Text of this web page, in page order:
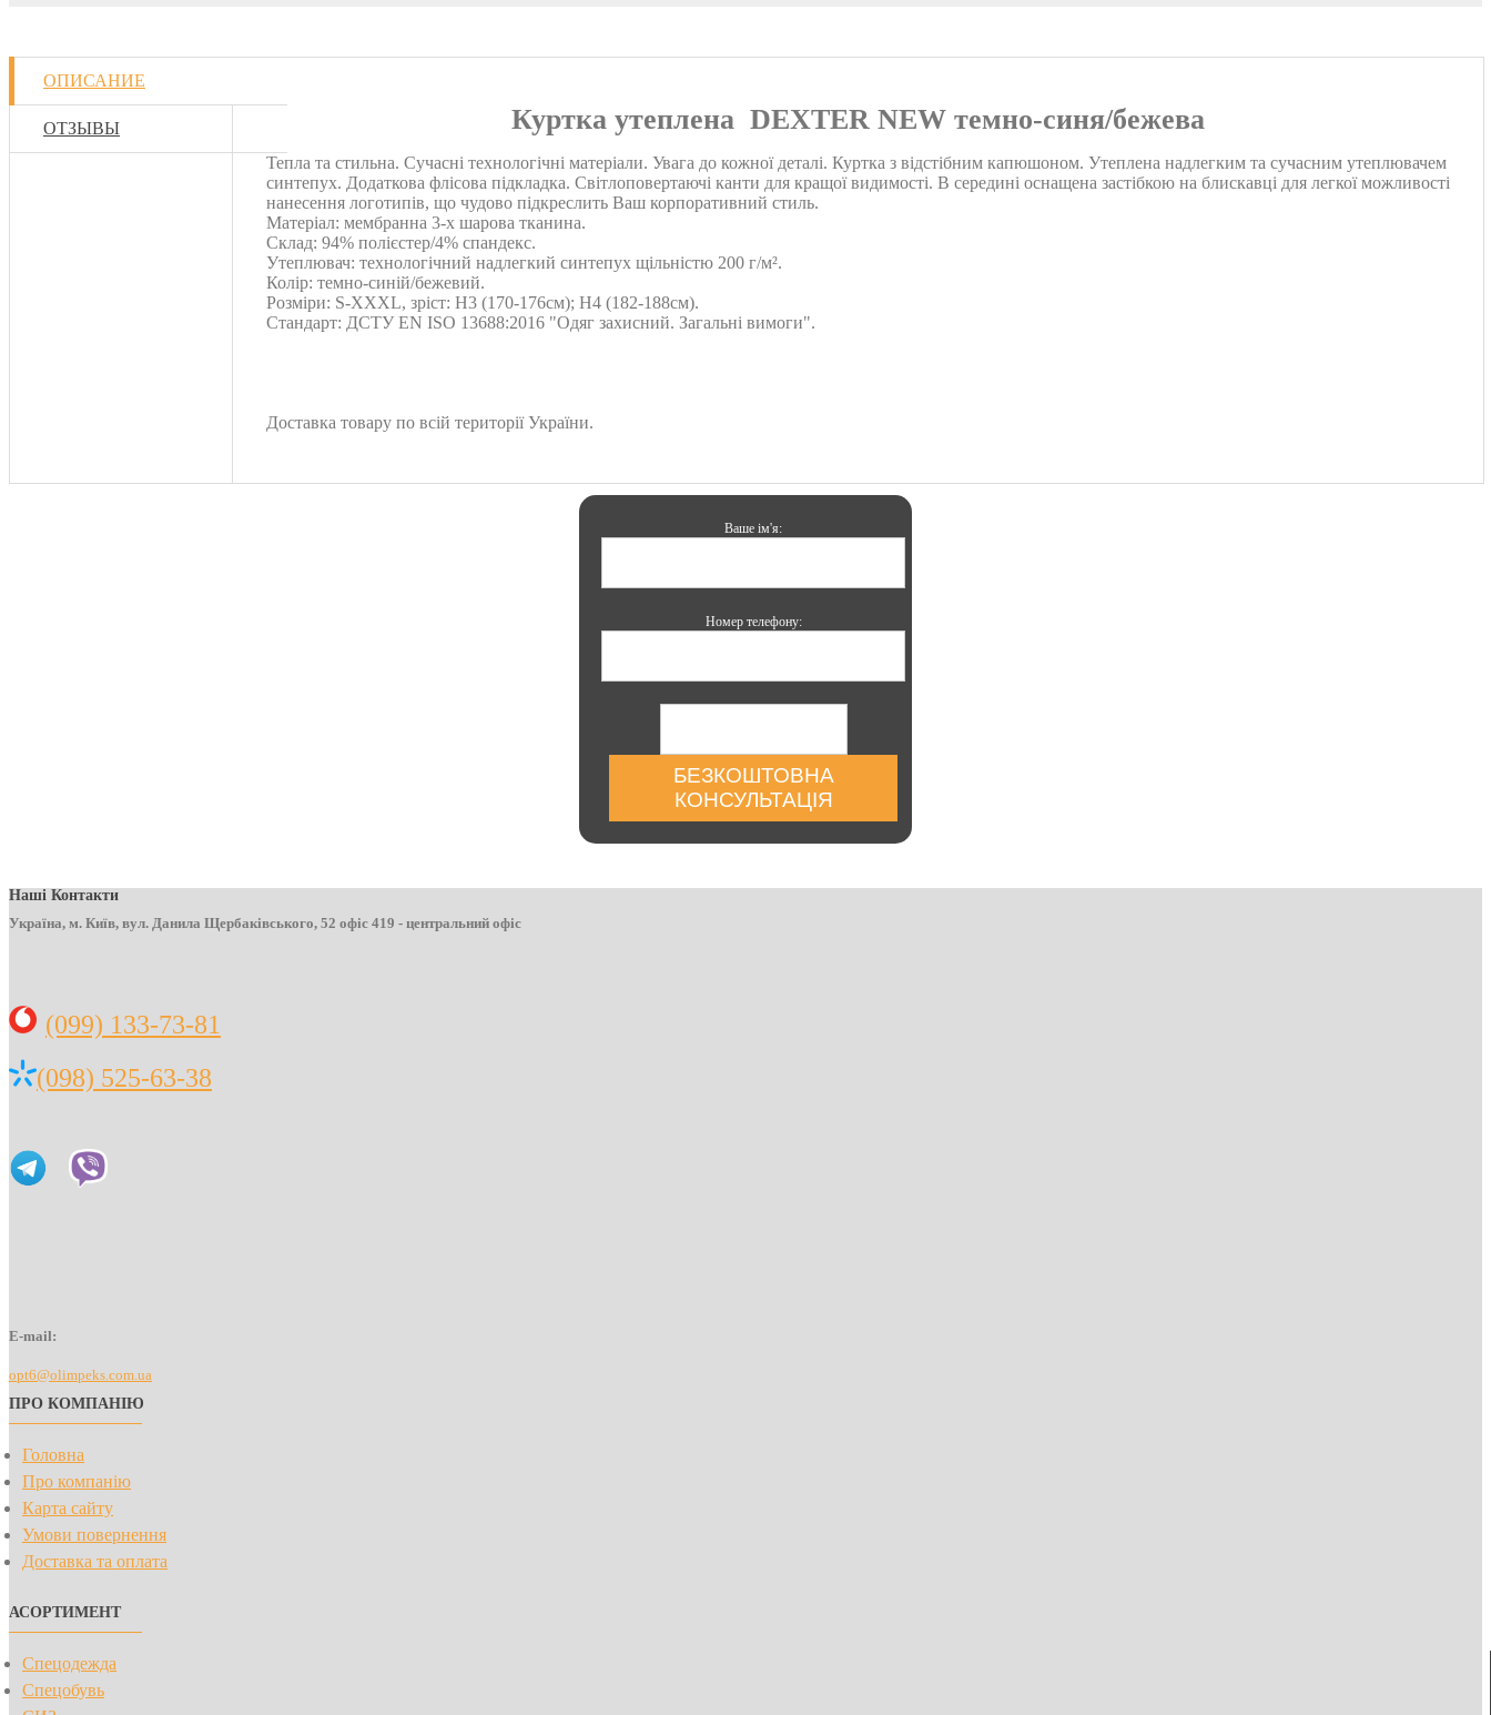
ОПИСАНИЕ
ОТЗЫВЫ Куртка утеплена DEXTER NEW темно-синя/бежева
Тепла та стильна. Сучасні технологічні матеріали. Увага до кожної деталі. Куртка з відстібним капюшоном. Утеплена надлегким та сучасним утеплювачем
синтепух. Додаткова флісова підкладка. Світлоповертаючі канти для кращої видимості. В середині оснащена застібкою на блискавці для легкої можливості
нанесення логотипів, що чудово підкреслить Ваш корпоративний стиль.
Матеріал: мембранна 3-х шарова тканина.
Склад: 94% полієстер/4% спандекс.
Утеплювач: технологічний надлегкий синтепух щільністю 200 г/м².
Колір: темно-синій/бежевий.
Розміри: S-XXXL, зріст: H3 (170-176см); H4 (182-188см).
Стандарт: ДСТУ EN ISO 13688:2016 "Одяг захисний. Загальні вимоги".
Доставка товару по всій території України.
Ваше ім'я:
Номер телефону:
БЕЗКОШТОВНА
КОНСУЛЬТАЦІЯ
Наші Контакти
Україна, м. Київ, вул. Данила Щербаківського, 52 офіс 419 - центральний офіс
(099) 133-73-81
(098) 525-63-38
E-mail:
opt6@olimpeks.com.ua
ПРО КОМПАНІЮ
Головна
Про компанію
Карта сайту
Умови повернення
Доставка та оплата
АСОРТИМЕНТ
Спецодежда
Спецобувь